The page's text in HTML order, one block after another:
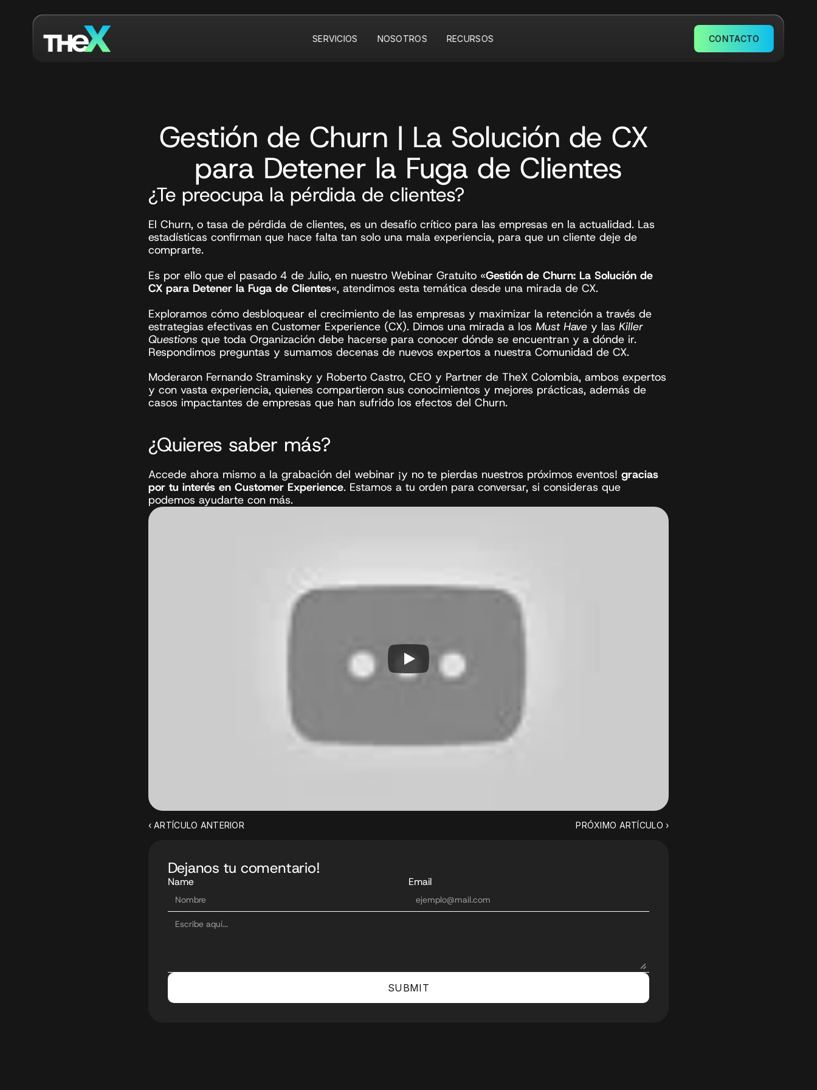
SERVICIOS NOSOTROS RECURSOS CONTACTO
Gestión de Churn | La Solución de CX
para Detener la Fuga de Clientes
¿Te preocupa la pérdida de clientes?
El Churn, o tasa de pérdida de clientes, es un desafío crítico para las empresas en la actualidad. Las
estadísticas confirman que hace falta tan solo una mala experiencia, para que un cliente deje de
comprarte. ⁣
Es por ello que el pasado 4 de Julio, en nuestro Webinar Gratuito «Gestión de Churn: La Solución de
CX para Detener la Fuga de Clientes«, atendimos esta temática desde una mirada de CX. ⁣
Exploramos cómo desbloquear el crecimiento de las empresas y maximizar la retención a través de
estrategias efectivas en Customer Experience (CX).⁣ Dimos una mirada a los Must Have y las Killer
Questions que toda Organización debe hacerse para conocer dónde se encuentran y a dónde ir.
Respondimos preguntas y sumamos decenas de nuevos expertos a nuestra Comunidad de CX.
Moderaron Fernando Straminsky y Roberto Castro, CEO y Partner de TheX Colombia, ambos expertos
y con vasta experiencia, quienes compartieron sus conocimientos y mejores prácticas, además de
casos impactantes de empresas que han sufrido los efectos del Churn.
¿Quieres saber más?
Accede ahora mismo a la grabación del webinar ¡y no te pierdas nuestros próximos eventos! gracias
por tu interés en Customer Experience. Estamos a tu orden para conversar, si consideras que
podemos ayudarte con más.
‹ ARTÍCULO ANTERIOR PRÓXIMO ARTÍCULO ›
Dejanos tu comentario!
Name Email
SUBMIT